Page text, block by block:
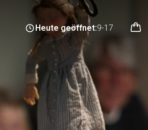
Heute geöffnet:9-17